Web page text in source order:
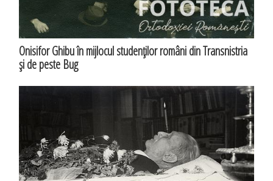
Onisifor Ghibu în mijlocul studenţilor români din Transnistria
şi de peste Bug